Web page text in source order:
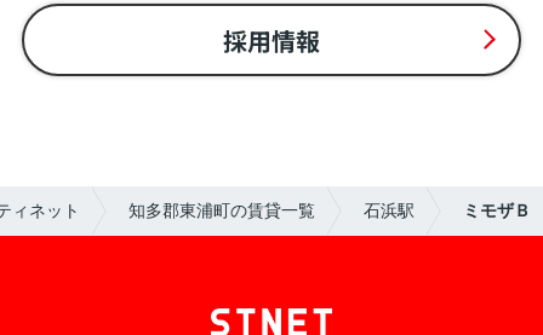
採用情報
ィネット 知多郡東浦町の賃貸一覧 石浜駅 ミモザＢ